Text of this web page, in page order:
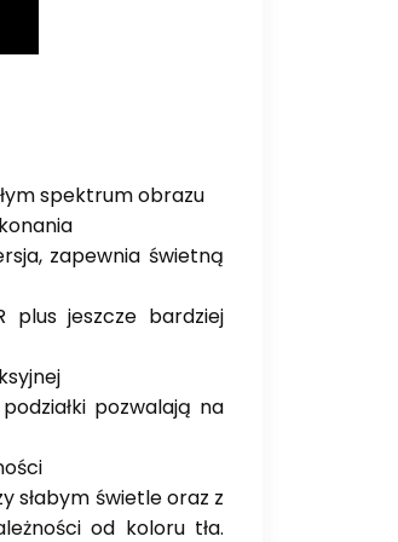
spektrum obrazu
zapewnia świetną
jeszcze bardziej
pozwalają na
słabym świetle oraz z
od koloru tła.